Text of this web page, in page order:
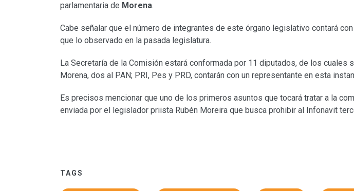
parlamentaria de Morena.
Cabe señalar que el número de integrantes de este órgano legislativo contará con
que lo observado en la pasada legislatura.
La Secretaría de la Comisión estará conformada por 11 diputados, de los cuales
Morena, dos al PAN; PRI, Pes y PRD, contarán con un representante en esta
Es precisos mencionar que uno de los primeros asuntos que tocará tratar a la
enviada por el legislador priista Rubén Moreira que busca prohibir al Infonavit
TAGS